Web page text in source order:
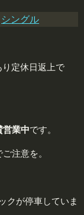
シングル
定休日返上で
営業中です。
注意を。
クが停車していま